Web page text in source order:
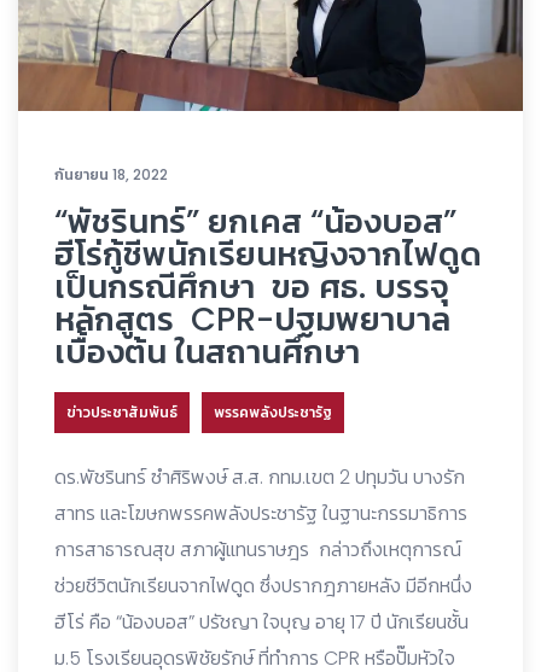
กันยายน 18, 2022
“พัชรินทร์” ยกเคส “น้องบอส”
ฮีโร่กู้ชีพนักเรียนหญิงจากไฟดูด
เป็นกรณีศึกษา ขอ ศธ. บรรจุ
หลักสูตร CPR-ปฐมพยาบาล
เบื้องต้น ในสถานศึกษา
ข่าวประชาสัมพันธ์ พรรคพลังประชารัฐ
ดร.พัชรินทร์ ซำศิริพงษ์ ส.ส. กทม.เขต 2 ปทุมวัน บางรัก
สาทร และโฆษกพรรคพลังประชารัฐ ในฐานะกรรมาธิการ
การสาธารณสุข สภาผู้แทนราษฎร กล่าวถึงเหตุการณ์
ช่วยชีวิตนักเรียนจากไฟดูด ซึ่งปรากฎภายหลัง มีอีกหนึ่ง
ฮีโร่ คือ “น้องบอส” ปรัชญา ใจบุญ อายุ 17 ปี นักเรียนชั้น
ม.5 โรงเรียนอุดรพิชัยรักษ์ ที่ทำการ CPR หรือปั๊มหัวใจ